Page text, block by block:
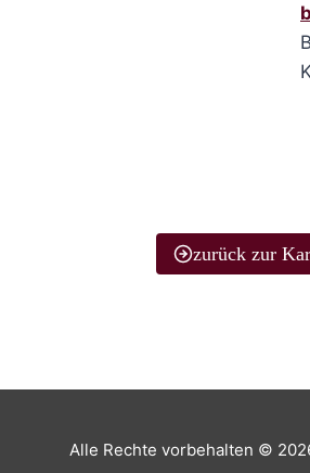
zurück zur
Alle Rechte vorbehalten ©